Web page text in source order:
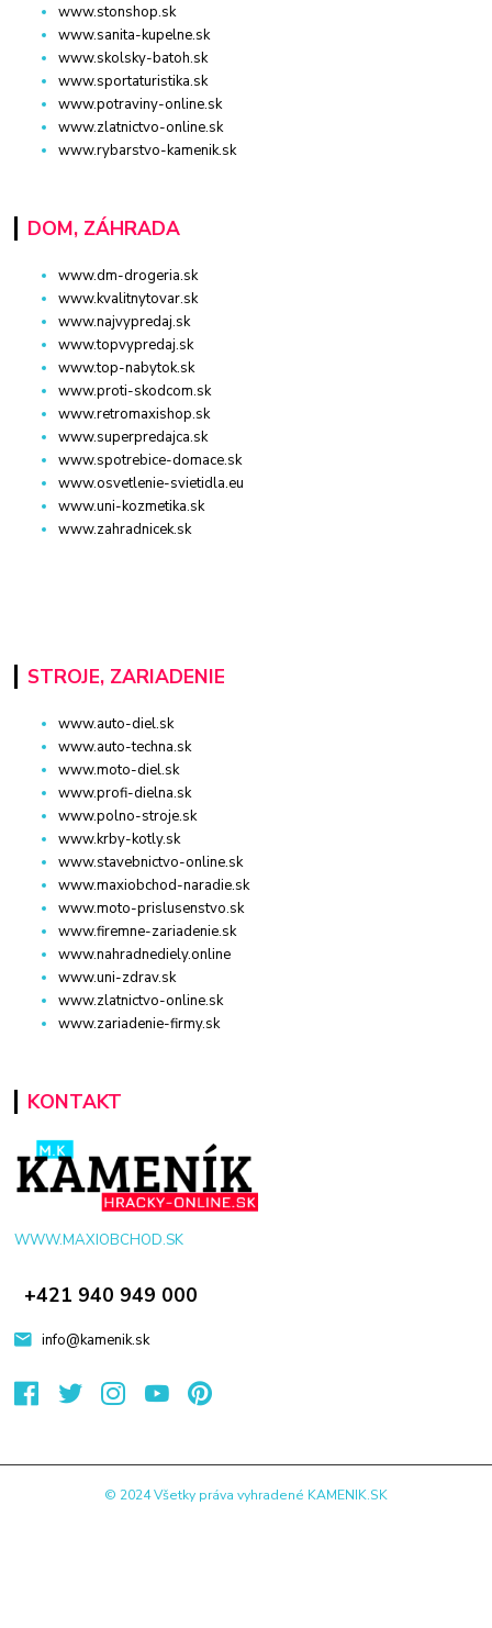
www.stonshop.sk
www.sanita-kupelne.sk
www.skolsky-batoh.sk
www.sportaturistika.sk
www.potraviny-online.sk
www.zlatnictvo-online.sk
www.rybarstvo-kamenik.sk
DOM, ZÁHRADA
www.dm-drogeria.sk
www.kvalitnytovar.sk
www.najvypredaj.sk
www.topvypredaj.sk
www.top-nabytok.sk
www.proti-skodcom.sk
www.retromaxishop.sk
www.superpredajca.sk
www.spotrebice-domace.sk
www.osvetlenie-svietidla.eu
www.uni-kozmetika.sk
www.zahradnicek.sk
STROJE, ZARIADENIE
www.auto-diel.sk
www.auto-techna.sk
www.moto-diel.sk
www.profi-dielna.sk
www.polno-stroje.sk
www.krby-kotly.sk
www.stavebnictvo-online.sk
www.maxiobchod-naradie.sk
www.moto-prislusenstvo.sk
www.firemne-zariadenie.sk
www.nahradnediely.online
www.uni-zdrav.sk
www.zlatnictvo-online.sk
www.zariadenie-firmy.sk
KONTAKT
WWW.MAXIOBCHOD.SK
+421 940 949 000
info@kamenik.sk
© 2024 Všetky práva vyhradené KAMENIK.SK